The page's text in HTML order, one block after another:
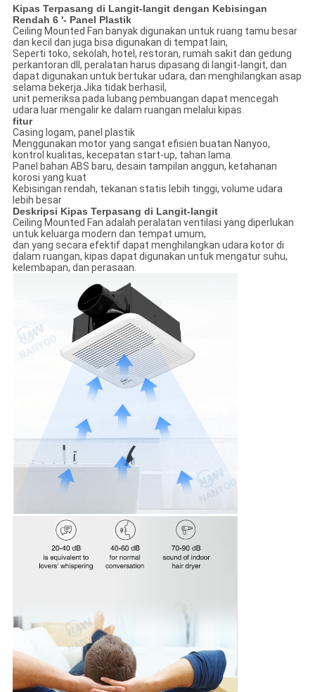
Kipas Terpasang di Langit-langit dengan Kebisingan
Rendah 6 '- Panel Plastik
Ceiling Mounted Fan banyak digunakan untuk ruang tamu besar
dan kecil dan juga bisa digunakan di tempat lain,
Seperti toko, sekolah, hotel, restoran, rumah sakit dan gedung
perkantoran dll, peralatan harus dipasang di langit-langit, dan
dapat digunakan untuk bertukar udara, dan menghilangkan asap
selama bekerja.Jika tidak berhasil,
unit pemeriksa pada lubang pembuangan dapat mencegah
udara luar mengalir ke dalam ruangan melalui kipas.
fitur
Casing logam, panel plastik
Menggunakan motor yang sangat efisien buatan Nanyoo,
kontrol kualitas, kecepatan start-up, tahan lama.
Panel bahan ABS baru, desain tampilan anggun, ketahanan
korosi yang kuat
Kebisingan rendah, tekanan statis lebih tinggi, volume udara
lebih besar
Deskripsi Kipas Terpasang di Langit-langit
Ceiling Mounted Fan adalah peralatan ventilasi yang diperlukan
untuk keluarga modern dan tempat umum,
dan yang secara efektif dapat menghilangkan udara kotor di
dalam ruangan, kipas dapat digunakan untuk mengatur suhu,
kelembapan, dan perasaan.